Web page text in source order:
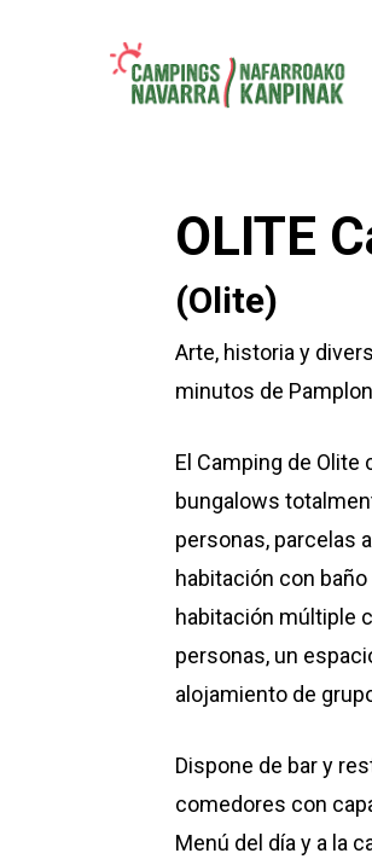
Pulse enter para buscar o
OLITE
(Olite)
Arte, historia y
minutos de
El Camping de
bungalows
personas, parcelas
habitación con
habitación múltiple
personas, un
alojamiento de
Dispone de bar y
comedores con
Menú del día y a la